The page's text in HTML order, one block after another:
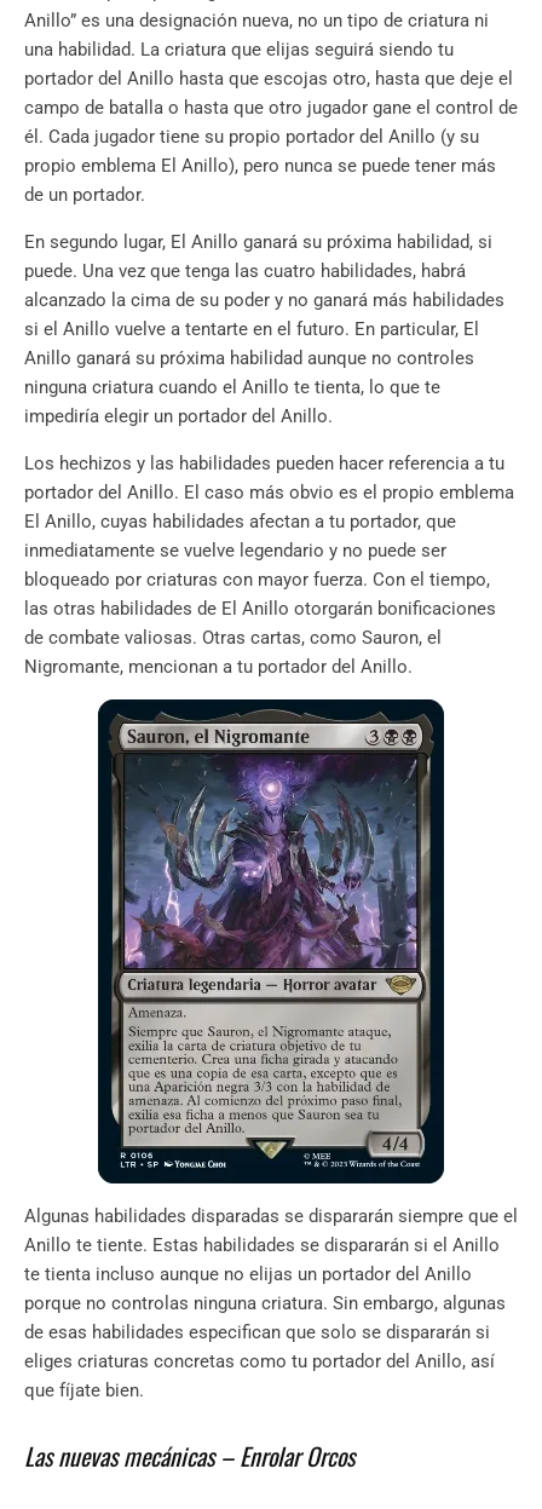
Anillo” es una designación nueva, no un tipo de criatura ni
una habilidad. La criatura que elijas seguirá siendo tu
portador del Anillo hasta que escojas otro, hasta que deje el
campo de batalla o hasta que otro jugador gane el control de
él. Cada jugador tiene su propio portador del Anillo (y su
propio emblema El Anillo), pero nunca se puede tener más
de un portador.
En segundo lugar, El Anillo ganará su próxima habilidad, si
puede. Una vez que tenga las cuatro habilidades, habrá
alcanzado la cima de su poder y no ganará más habilidades
si el Anillo vuelve a tentarte en el futuro. En particular, El
Anillo ganará su próxima habilidad aunque no controles
ninguna criatura cuando el Anillo te tienta, lo que te
impediría elegir un portador del Anillo.
Los hechizos y las habilidades pueden hacer referencia a tu
portador del Anillo. El caso más obvio es el propio emblema
El Anillo, cuyas habilidades afectan a tu portador, que
inmediatamente se vuelve legendario y no puede ser
bloqueado por criaturas con mayor fuerza. Con el tiempo,
las otras habilidades de El Anillo otorgarán bonificaciones
de combate valiosas. Otras cartas, como Sauron, el
Nigromante, mencionan a tu portador del Anillo.
Algunas habilidades disparadas se dispararán siempre que el
Anillo te tiente. Estas habilidades se dispararán si el Anillo
te tienta incluso aunque no elijas un portador del Anillo
porque no controlas ninguna criatura. Sin embargo, algunas
de esas habilidades especifican que solo se dispararán si
eliges criaturas concretas como tu portador del Anillo, así
que fíjate bien.
Las nuevas mecánicas – Enrolar Orcos